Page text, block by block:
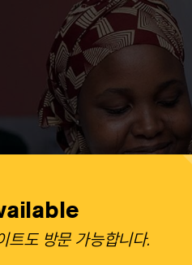
트도 방문 가능합니다.​